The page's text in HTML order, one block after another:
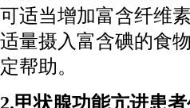
可适当增加富含纤维
适量摄入富含碘的食
定帮助。
2.甲状腺功能亢进患